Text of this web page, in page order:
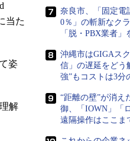
当た
姿
解
奈良市、「固定電
0％」の斬新なク
「脱・PBX業者」
沖縄市はGIGAス
信」の遅延をどう
強”もコストは3分
“距離の壁”が消
御、「IOWN」「
遠隔操作はここま